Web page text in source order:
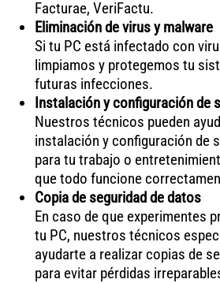
Facturae, VeriFactu.
Eliminación de virus y malware
Si tu PC está infectado con
limpiamos y protegemos tu
futuras infecciones.
Instalación y configuración de
Nuestros técnicos pueden
instalación y configuración de
para tu trabajo o
que todo funcione
Copia de seguridad de datos
En caso de que experimentes
tu PC, nuestros técnicos
ayudarte a realizar copias de
para evitar pérdidas